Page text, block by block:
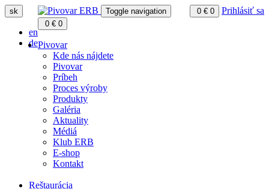
sk
en
de
0 € 0 Prihlásiť sa
Toggle navigation
0 € 0
Pivovar
Kde nás nájdete
Pivovar
Príbeh
Proces výroby
Produkty
Galéria
Aktuality
Médiá
Klub ERB
E-shop
Kontakt
Reštaurácia